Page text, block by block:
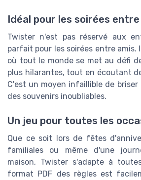
Idéal pour les soirées
Twister n'est pas réservé aux
parfait pour les soirées entre amis.
où tout le monde se met au défi
plus hilarantes, tout en écoutant
C'est un moyen infaillible de
des souvenirs inoubliables.
Un jeu pour toutes les
Que ce soit lors de fêtes
familiales ou même d'une
maison, Twister s'adapte à
format PDF des règles est